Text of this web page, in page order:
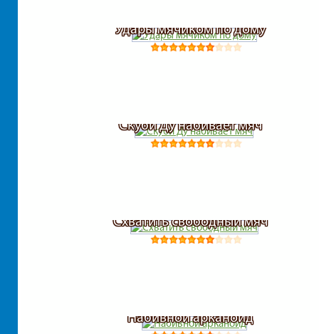
Удары мячиком по дому
Скуби Ду набивает мяч
Схватить свободный мяч
Набивной арканоид